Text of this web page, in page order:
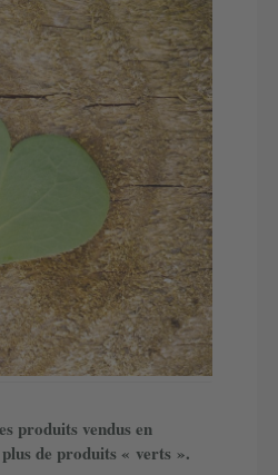
produits vendus en
de produits « verts ».